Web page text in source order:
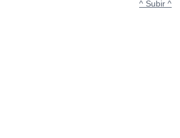
^ Subir ^